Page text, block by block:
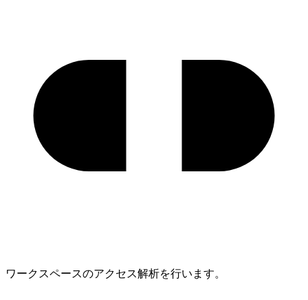
ワークスペースのアクセス解析を行います。